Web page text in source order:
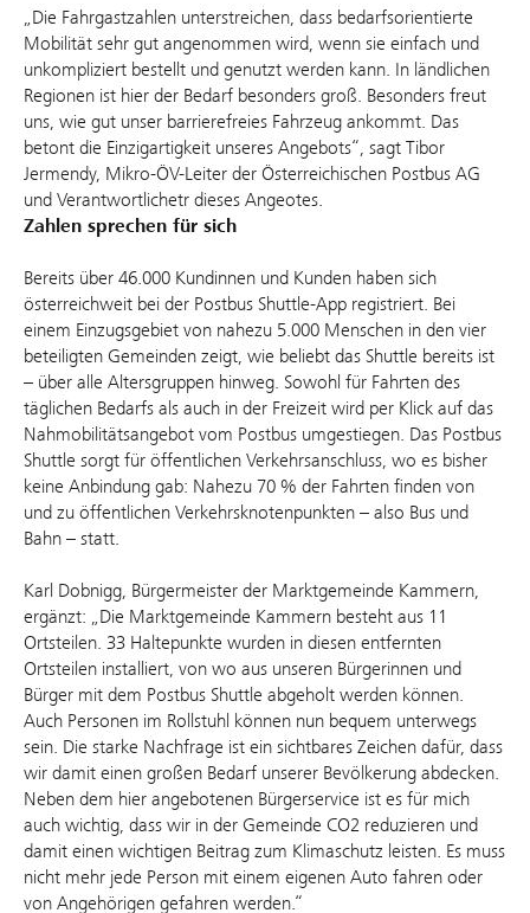
Zahlen sprechen für sich
„Die Fahrgastzahlen unterstreichen, dass bedarfsorientierte
Mobilität sehr gut angenommen wird, wenn sie einfach und
unkompliziert bestellt und genutzt werden kann. In ländlichen
Regionen ist hier der Bedarf besonders groß. Besonders freut
uns, wie gut unser barrierefreies Fahrzeug ankommt. Das
betont die Einzigartigkeit unseres Angebots“, sagt Tibor
Jermendy, Mikro-ÖV-Leiter der Österreichischen Postbus AG
und Verantwortlichetr dieses Angeotes.
Bereits über 46.000 Kundinnen und Kunden haben sich
österreichweit bei der Postbus Shuttle-App registriert. Bei
einem Einzugsgebiet von nahezu 5.000 Menschen in den vier
beteiligten Gemeinden zeigt, wie beliebt das Shuttle bereits ist
– über alle Altersgruppen hinweg. Sowohl für Fahrten des
täglichen Bedarfs als auch in der Freizeit wird per Klick auf das
Nahmobilitätsangebot vom Postbus umgestiegen. Das Postbus
Shuttle sorgt für öffentlichen Verkehrsanschluss, wo es bisher
keine Anbindung gab: Nahezu 70 % der Fahrten finden von
und zu öffentlichen Verkehrsknotenpunkten – also Bus und
Bahn – statt.
Karl Dobnigg, Bürgermeister der Marktgemeinde Kammern,
ergänzt: „Die Marktgemeinde Kammern besteht aus 11
Ortsteilen. 33 Haltepunkte wurden in diesen entfernten
Ortsteilen installiert, von wo aus unseren Bürgerinnen und
Bürger mit dem Postbus Shuttle abgeholt werden können.
Auch Personen im Rollstuhl können nun bequem unterwegs
sein. Die starke Nachfrage ist ein sichtbares Zeichen dafür, dass
wir damit einen großen Bedarf unserer Bevölkerung abdecken.
Neben dem hier angebotenen Bürgerservice ist es für mich
auch wichtig, dass wir in der Gemeinde CO2 reduzieren und
damit einen wichtigen Beitrag zum Klimaschutz leisten. Es muss
nicht mehr jede Person mit einem eigenen Auto fahren oder
von Angehörigen gefahren werden.“